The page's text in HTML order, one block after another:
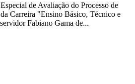
de Avaliação do Processo de
Carreira "Ensino Básico, Técnico e
Fabiano Gama de...